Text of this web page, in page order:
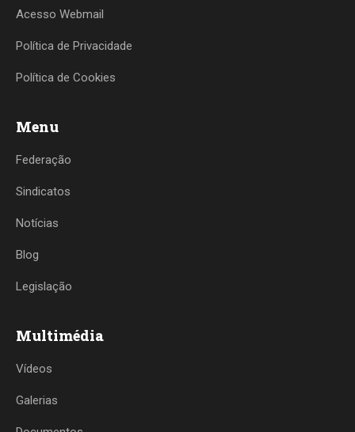
Acesso Webmail
Política de Privacidade
Política de Cookies
Menu
Federação
Sindicatos
Notícias
Blog
Legislação
Multimédia
Vídeos
Galerias